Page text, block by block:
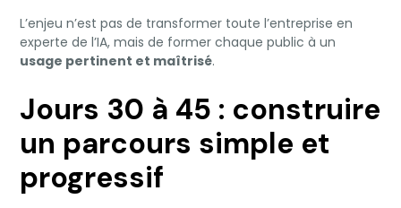
L’enjeu n’est pas de transformer toute l’entreprise en
experte de l’IA, mais de former chaque public à un
usage pertinent et maîtrisé.
Jours 30 à 45 : construire
un parcours simple et
progressif